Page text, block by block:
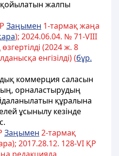
жалпы
Заңымен 1-тармақ жаңа
); 2024.06.04. № 71-VIII
(2024 ж. 8
енгізілді) (бұр.
коммерция саласын
орналастырудың
құралына
ұсынылу кезінде
Заңымен 2-тармақ
2017.28.12. 128-VI ҚР